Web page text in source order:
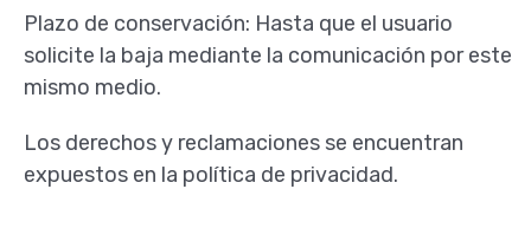
Plazo de conservación: Hasta que el usuario
solicite la baja mediante la comunicación por este
mismo medio.
Los derechos y reclamaciones se encuentran
expuestos en la política de privacidad.